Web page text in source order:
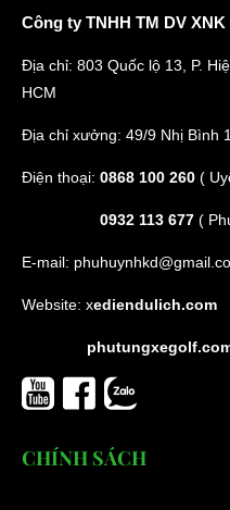
Công ty TNHH TM DV
Địa chỉ: 803 Quốc lộ 13, P.
HCM
Địa chỉ xưởng: 49/9 Nhị Bình
Điện thoại: 0868 100 260 (
0932 113 677 (
E-mail:
Website: xediendulich.com
CHÍNH SÁCH